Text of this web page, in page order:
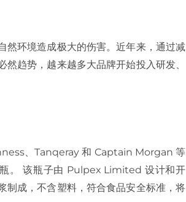
然环境造成极大的伤害。近年来，通过减
趋势，越来越多大品牌开始投入研发、
、Tanqeray 和 Captain Morgan 等
。 该瓶子由 Pulpex Limited 设计和开
制成，不含塑料，符合食品安全标准，将